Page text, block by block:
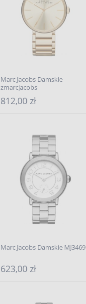
Marc Jacobs Damskie
zmarcjacobs
812,00 zł
Marc Jacobs Damskie MJ3469
623,00 zł